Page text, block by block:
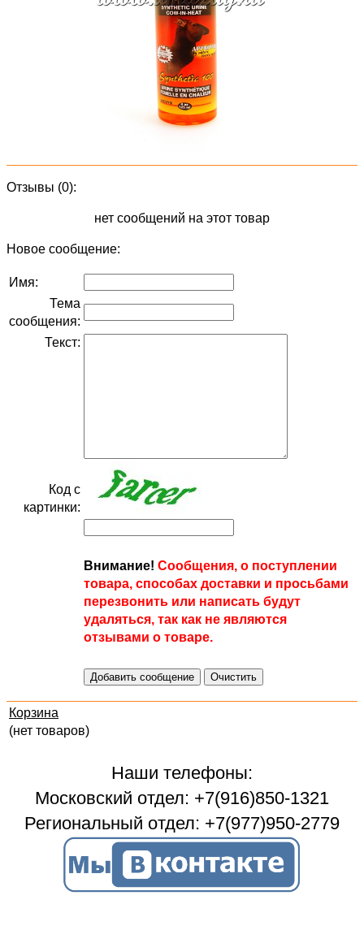
Отзывы (0):
нет сообщений на этот товар
Новое сообщение:
Имя:
Тема
сообщения:
Текст:
Код с
картинки:
Внимание! Сообщения, о поступлении
товара, способах доставки и просьбами
перезвонить или написать будут
удаляться, так как не являются
отзывами о товаре.
Корзина
(нет товаров)
Наши телефоны:
Московский отдел: +7(916)850-1321
Региональный отдел: +7(977)950-2779